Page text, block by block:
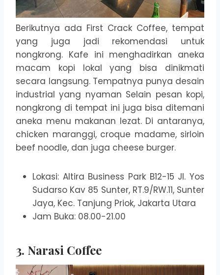
Berikutnya ada First Crack Coffee, tempat
yang juga jadi rekomendasi untuk
nongkrong. Kafe ini menghadirkan aneka
macam kopi lokal yang bisa dinikmati
secara langsung. Tempatnya punya desain
industrial yang nyaman Selain pesan kopi,
nongkrong di tempat ini juga bisa ditemani
aneka menu makanan lezat. Di antaranya,
chicken maranggi, croque madame, sirloin
beef noodle, dan juga cheese burger.
Lokasi: Altira Business Park B12-15 Jl. Yos
Sudarso Kav 85 Sunter, RT.9/RW.11, Sunter
Jaya, Kec. Tanjung Priok, Jakarta Utara
Jam Buka: 08.00-21.00
3. Narasi Coffee